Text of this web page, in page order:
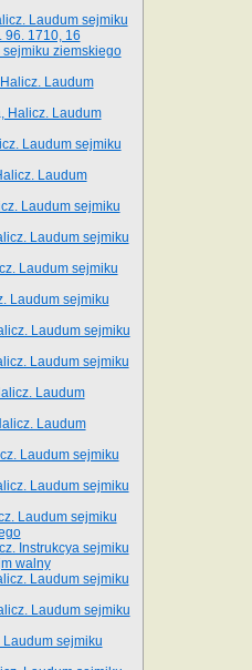
Laudum sejmiku
96. 1710, 16
ziemskiego
Laudum
Halicz. Laudum
Laudum sejmiku
Laudum
Laudum sejmiku
Laudum sejmiku
Laudum sejmiku
Laudum sejmiku
Laudum sejmiku
Laudum sejmiku
Laudum
Laudum
Laudum sejmiku
Laudum sejmiku
Laudum sejmiku
Instrukcya sejmiku
walny
Laudum sejmiku
Laudum sejmiku
Laudum sejmiku